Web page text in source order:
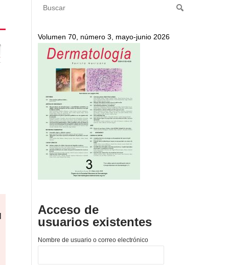
Volumen 70, número 3, mayo-junio 2026
Acceso de
usuarios existentes
Nombre de usuario o correo electrónico